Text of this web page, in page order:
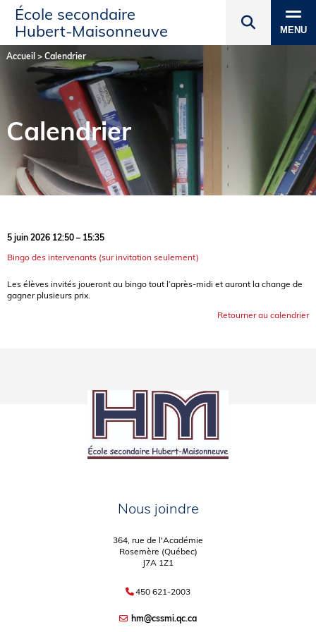
École secondaire
Hubert‑Maisonneuve
MENU
Accueil> Calendrier
Calendrier
5 juin 2026 12:50 – 15:35
Bingo des intervenants (sur invitation seulement)
Les élèves invités joueront au bingo tout l’après-midi et auront la change de
gagner plusieurs prix.
Retourner au calendrier
Nous joindre
364, rue de l'Académie
Rosemère (Québec)
J7A 1Z1
450 621-2003
hm@cssmi.qc.ca